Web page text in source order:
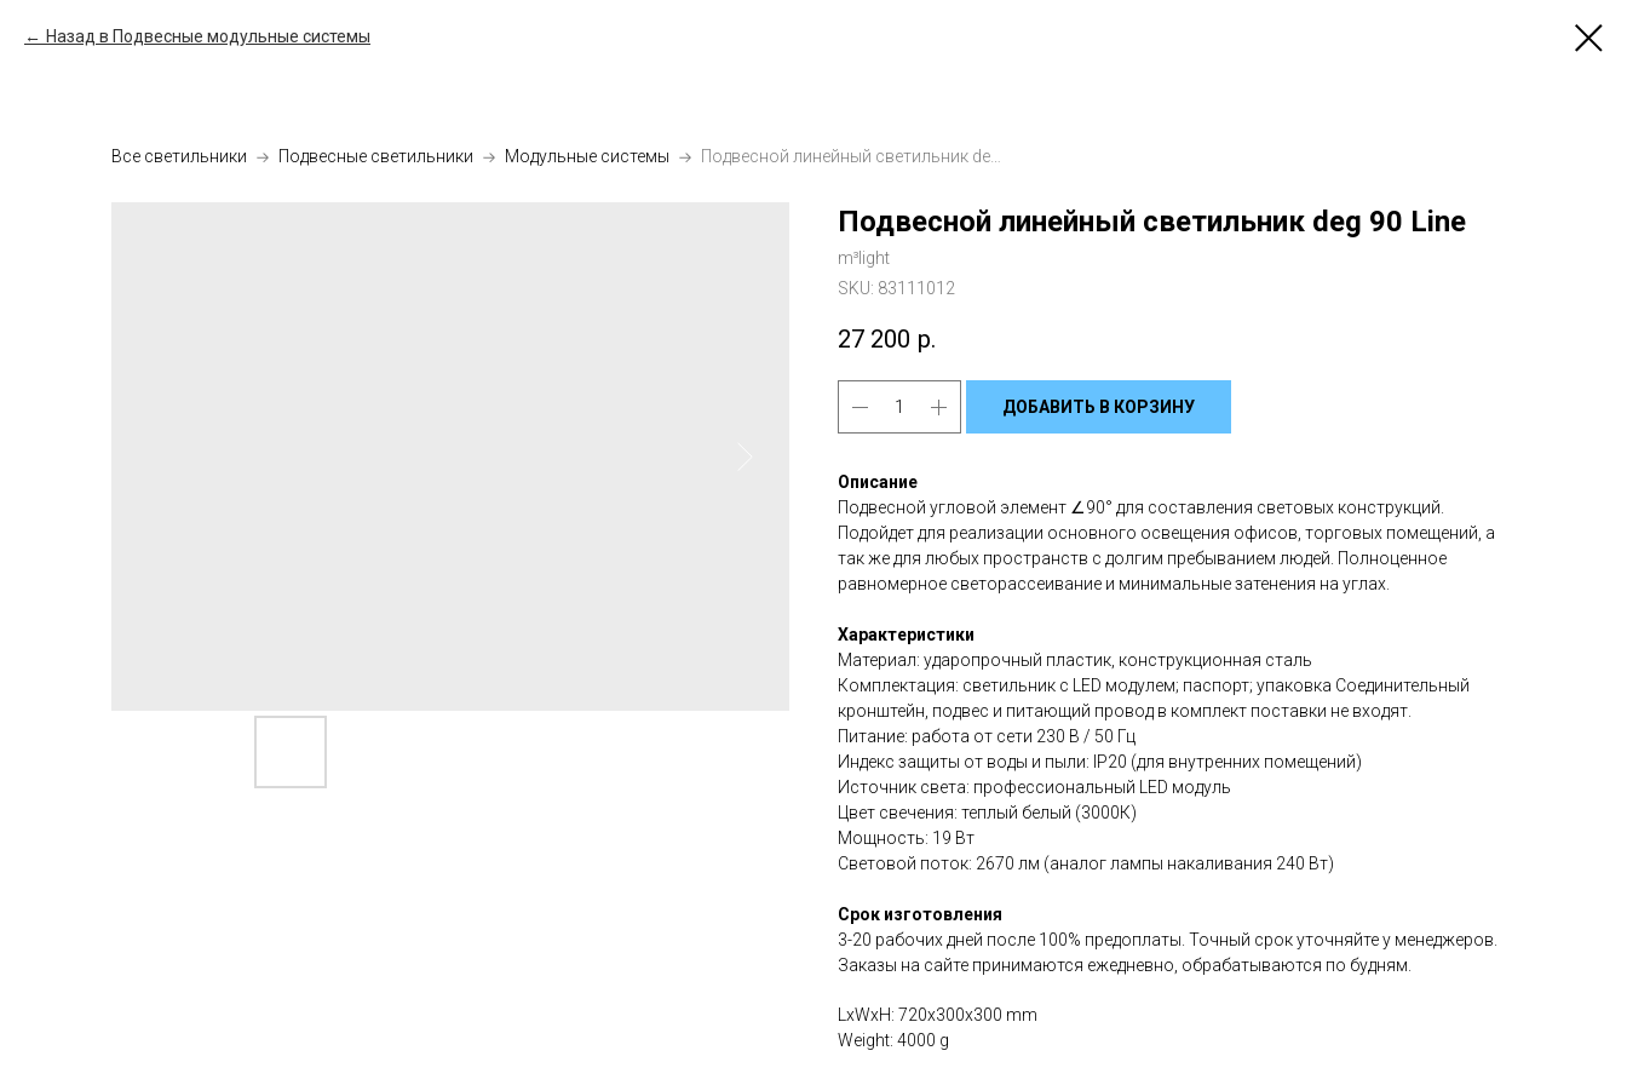
Назад в Подвесные модульные системы
Все светильники Подвесные светильники Модульные системы
Подвесной линейный светильник deg 90 Line
m³light
SKU: 83111012
27 200 р.
ДОБАВИТЬ В КОРЗИНУ
Описание
Подвесной угловой элемент ∠90° для составления световых конструкций.
Подойдет для реализации основного освещения офисов, торговых помещений, а
так же для любых пространств с долгим пребыванием людей. Полноценное
равномерное светорассеивание и минимальные затенения на углах.
Характеристики
Материал: ударопрочный пластик, конструкционная сталь
Комплектация: светильник с LED модулем; паспорт; упаковка Соединительный
кронштейн, подвес и питающий провод в комплект поставки не входят.
Питание: работа от сети 230 В / 50 Гц
Индекс защиты от воды и пыли: IP20 (для внутренних помещений)
Источник света: профессиональный LED модуль
Цвет свечения: теплый белый (3000К)
Мощность: 19 Вт
Световой поток: 2670 лм (аналог лампы накаливания 240 Вт)
Срок изготовления
3-20 рабочих дней после 100% предоплаты. Точный срок уточняйте у менеджеров.
Заказы на сайте принимаются ежедневно, обрабатываются по будням.
LxWxH: 720x300x300 mm
Weight: 4000 g